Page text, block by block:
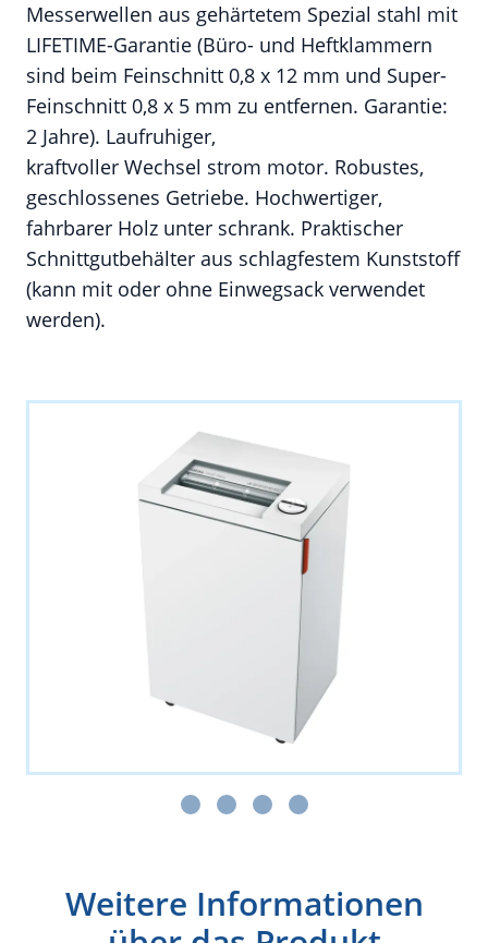
Messerwellen aus gehärtetem Spezial stahl mit
LIFETIME-Garantie (Büro- und Heftklammern
sind beim Feinschnitt 0,8 x 12 mm und Super-
Feinschnitt 0,8 x 5 mm zu entfernen. Garantie:
2 Jahre). Laufruhiger,
kraftvoller Wechsel strom motor. Robustes,
geschlossenes Getriebe. Hochwertiger,
fahrbarer Holz unter schrank. Praktischer
Schnittgutbehälter aus schlagfestem Kunststoff
(kann mit oder ohne Einwegsack verwendet
werden).
Weitere Informationen